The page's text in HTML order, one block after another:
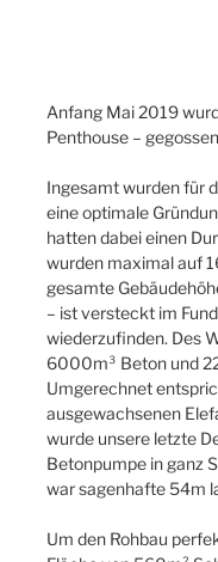
Anfang Mai 2019
Penthouse –
Ingesamt wurden für
eine optimale
hatten dabei einen
wurden maximal auf
gesamte
– ist versteckt im
wiederzufinden. Des
6000m³ Beton und
Umgerechnet
ausgewachsenen
wurde unsere letzte
Betonpumpe in ganz
war sagenhafte 54m
Um den Rohbau